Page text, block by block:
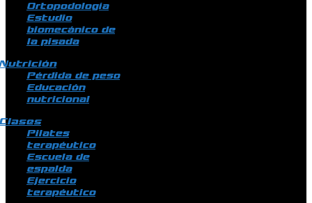
Ortopodología
Estudio
biomecánico de
la pisada
Pérdida de peso
Educación
nutricional
Pilates
terapéutico
Escuela de
espalda
Ejercicio
terapéutico